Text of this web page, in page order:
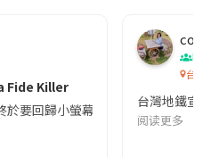
Fide Killer
於要回歸小螢幕啦!這次的劇本改編
co
吹
台灣
台灣地鐵宣
阅读更多